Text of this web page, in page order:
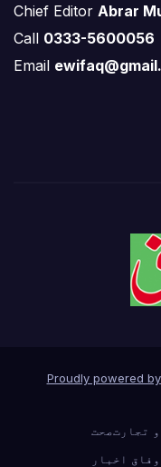
Chief Editor Abrar
Call 0333-5600056
Email
Proudly powered
تجارتصحت
اخبار